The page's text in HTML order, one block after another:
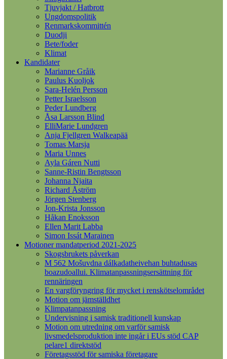
Tjuvjakt / Hatbrott
Ungdomspolitik
Renmarkskommittén
Duodji
Bete/foder
Klimat
Kandidater
Marianne Gråik
Paulus Kuoljok
Sara-Helén Persson
Petter Israelsson
Peder Lundberg
Åsa Larsson Blind
ElliMarie Lundgren
Anja Fjellgren Walkeapää
Tomas Marsja
Maria Unnes
Ayla Gáren Nutti
Sanne-Ristin Bengtsson
Johanna Njaita
Richard Åström
Jörgen Stenberg
Jon-Krista Jonsson
Håkan Enoksson
Ellen Marit Labba
Simon Issát Marainen
Motioner mandatperiod 2021-2025
Skogsbrukets påverkan
M 562 Mošuvdna dálkadatheivehan buhtadusas
boazudoallui. Klimatanpassningsersättning för
rennäringen
En vargföryngring för mycket i renskötselområdet
Motion om jämställdhet
Klimpatanpassning
Undervisning i samisk traditionell kunskap
Motion om utredning om varför samisk
livsmedelsproduktion inte ingår i EUs stöd CAP
pelare1 direktstöd
Företagsstöd för samiska företagare